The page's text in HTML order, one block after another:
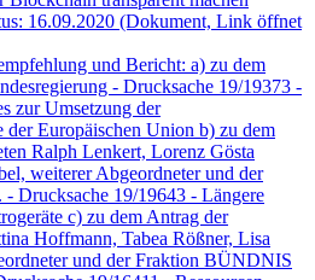
16.09.2020 (Dokument, Link öffnet
und Bericht: a) zu dem
- Drucksache 19/19373 -
zur Umsetzung der
Europäischen Union b) zu dem
Ralph Lenkert, Lorenz Gösta
weiterer Abgeordneter und der
Drucksache 19/19643 - Längere
c) zu dem Antrag der
Hoffmann, Tabea Rößner, Lisa
und der Fraktion BÜNDNIS